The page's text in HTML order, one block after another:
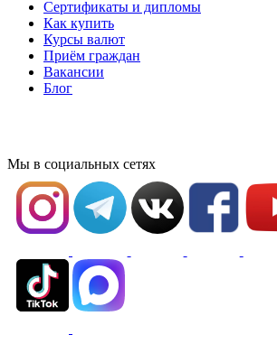
Сертификаты и дипломы
Как купить
Курсы валют
Приём граждан
Вакансии
Блог
Мы в социальных сетях